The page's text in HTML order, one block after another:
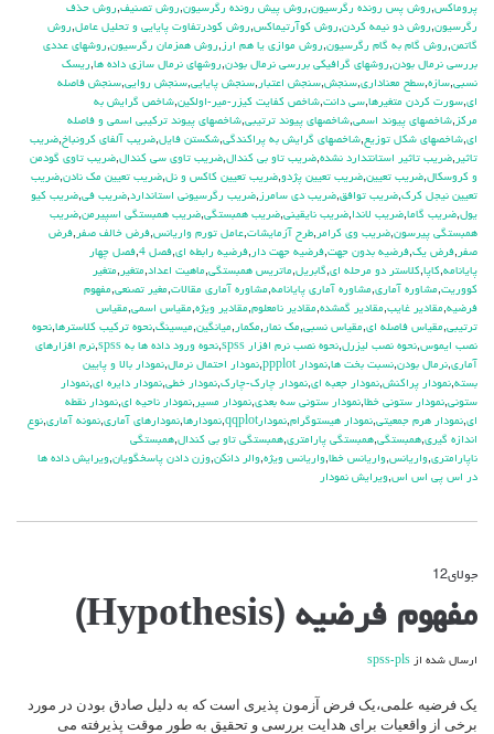
پروماكس,روش پس رونده رگرسيون,روش پيش رونده رگرسيون,روش تصنيف,روش حذف
رگرسيون,روش دو نيمه كردن,روش كوآرتيماكس,روش كودرتفاوت پايايي و تحليل عامل,روش
گاتمن,روش گام به گام رگرسيون,روش موازي يا هم ارز ,روش همزمان رگرسيون,روشهاي عددي
بررسي نرمال بودن,روشهاي گرافيكي بررسي نرمال بودن,روشهاي نرمال سازي داده ها,ريسك
نسبي,سازه,سطح معناداري,سنجش,سنجش اعتبار ,سنجش پايايي,سنجش روايي,سنجش فاصله
اي,سورت كردن متغيرها,سي دانت,شاخص كفايت كيزر-مير-اولكين,شاخص گرايش به
مركز ,شاخصهاي پيوند اسمي,شاخصهاي پيوند ترتيبي,شاخصهاي پيوند تركيبي اسمي و فاصله
اي,شاخصهاي شكل توزيع,شاخصهاي گرايش به پراكندگي,شكستن فايل,ضريب آلفاي کرونباخ,ضريب
تاثير ,ضريب تاثير استانتدارد نشده,ضريب تاو بي كندال,ضريب تاوي سي كندال,ضريب تاوي گودمن
و كروسكال,ضريب تعيين,ضريب تعيين پژدو,ضريب تعيين كاكس و نل,ضريب تعيين مك نادن,ضريب
تعيين نيجل كرك,ضريب توافق,ضريب دي سامرز ,ضريب رگرسيوني استاندارد,ضريب في,ضريب كيو
يول,ضريب گاما,ضريب لاندا,ضريب نايقيني,ضريب همبستگي,ضريب همبستگي اسپيرمن,ضريب
همبستگي پيرسون,ضريب وي كرامر ,طرح آزمايشات,عامل تورم واريانس,فرض خالف صفر ,فرض
صفر ,فرض يك,فرضيه بدون جهت,فرضيه جهت دار ,فرضيه رابطه اي,فصل 4 ,فصل چهار
پايانامه,كاپا,كلاستر دو مرحله اي,گابريل,ماتريس همبستگي,ماهيت اعداد,متغير ,متغير
كووريت,مشاوره آماري,مشاوره آماري پايانامه,مشاوره آماري مقالات,مغير تصنعي,مفهوم
فرضيه,مقادير غايب,مقادير گمشده,مقادير نامعلوم,مقادير ويژه,مقياس اسمي,مقياس
ترتيبي,مقياس فاصله اي,مقياس نسبي,مك نمار ,مكمار ,ميانگين,ميسينگ,نحوه تركيب كلاسترها,نحوه
نصب ايموس,نحوه نصب ليزرل,نحوه نصب نرم افزار spss ,نحوه ورود داده ها به spss ,نرم افزارهاي
آماري,نرمال بودن,نسبت بخت ها,نمودار ppplot ,نمودار احتمال نرمال,نمودار بالا و پايين
بسته,نمودار پراكنش,نمودار جعبه اي,نمودار چارك-چارك,نمودار خطي,نمودار دايره اي,نمودار
ستوني,نمودار ستوني خطا,نمودار ستوني سه بعدي,نمودار مسير ,نمودار ناحيه اي,نمودار نقطه
اي,نمودار هرم جمعيتي,نمودار هيستوگرام,نمودارqqplot ,نمودارها,نمودارهاي آماري,نمونه آماري,نوع
اندازه گيري,همبستگي,همبستگي پارامتري,همبستگي تاو بي کندال,همبستگي
ناپارامتري,واريانس,واريانس خطا,واريانس ويژه,والر دانكن,وزن دادن پاسخگويان,ويرايش داده ها
در اس پي اس اس,ويرايش نمودار
جولای12
مفهوم
فرضیه
مفهوم فرضیه (Hypothesis)
ارسال شده از spss-pls
یک فرضیه علمی،یک فرض آزمون پذیری است که به دلیل صادق بودن در مورد
برخی از واقعیات برای هدایت بررسی و تحقیق به طور موقت پذیرفته می